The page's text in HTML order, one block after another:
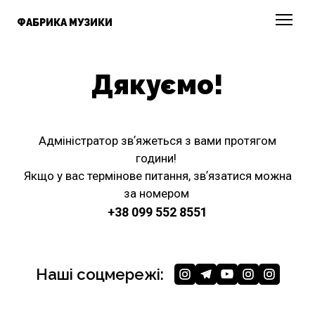
ФАБРИКА МУЗИКИ
Дякуємо!
Адміністратор звʼяжеться з вами протягом
години!
Якщо у вас термінове питання, звʼязатися можна
за номером
+38 099 552 8551
Наші соцмережі: